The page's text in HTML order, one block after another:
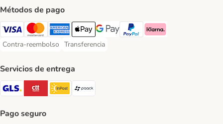
Métodos de pago
Visa Payment Method
Mastercard Payment Method
American Express Payment Method
Apple Pay Payment Method
Google Pay Payment Method
PayPal Payment Method
Klarna Payment Method
Contra-reembolso
Contra-reembolso Payment Method
Transferencia
Transferencia Payment Method
Servicios de entrega
GLS Shipping Method
CTTExpress Shipping Method
InPost Shipping Method
Pago seguro